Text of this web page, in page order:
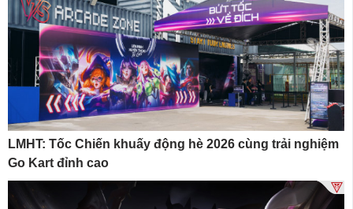
LMHT: Tốc Chiến khuấy động hè 2026 cùng trải nghiệm
Go Kart đỉnh cao